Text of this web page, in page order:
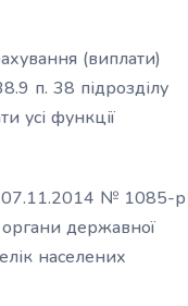
(виплати)
п. 38 підрозділу
усі функції
07.11.2014 № 1085-р
органи державної
населених